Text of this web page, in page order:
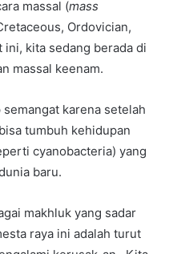
massal (mass
Ordovician,
ini, kita sedang berada di
massal keenam.
karena setelah
tumbuh kehidupan
cyanobacteria) yang
baru.
makhluk yang sadar
raya ini adalah turut